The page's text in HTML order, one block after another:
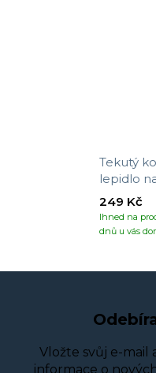
Tekutý
lepidlo
tapet
Ihned na
dnů u vás
249 Kč
Vložte svůj e-mail
informace o